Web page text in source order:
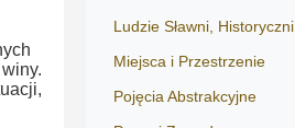
Ludzie Sławni, Historyczni
Miejsca i Przestrzenie
Pojęcia Abstrakcyjne